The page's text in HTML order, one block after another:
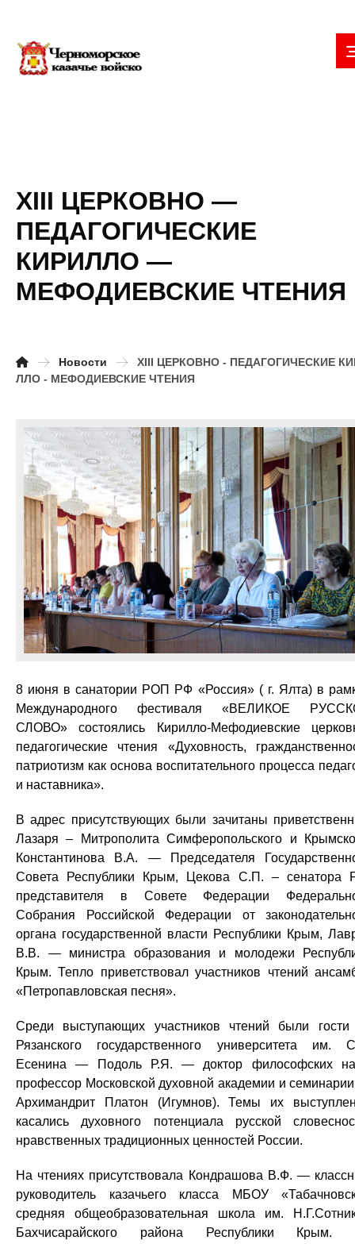
XIII ЦЕРКОВНО —
ПЕДАГОГИЧЕСКИЕ
КИРИЛЛО —
МЕФОДИЕВСКИЕ ЧТЕНИЯ
Новости
XIII ЦЕРКОВНО - ПЕДАГОГИЧЕСКИЕ
ЛЛО - МЕФОДИЕВСКИЕ ЧТЕНИЯ
8 июня в санатории РОП РФ «Россия» ( г. Ялта) в
Международного фестиваля «ВЕЛИКОЕ
СЛОВО» состоялись Кирилло-Мефодиевские
педагогические чтения «Духовность,
патриотизм как основа воспитательного процесса
и наставника».
В адрес присутствующих были зачитаны
Лазаря – Митрополита Симферопольского и
Константинова В.А. — Председателя
Совета Республики Крым, Цекова С.П. – сенатора
представителя в Совете Федерации
Собрания Российской Федерации от
органа государственной власти Республики Крым,
В.В. — министра образования и молодежи
Крым. Тепло приветствовал участников чтений
«Петропавловская песня».
Среди выступающих участников чтений были гости
Рязанского государственного университета им.
Есенина — Подоль Р.Я. — доктор философских
профессор Московской духовной академии и
Архимандрит Платон (Игумнов). Темы их
касались духовного потенциала русской
нравственных традиционных ценностей России.
На чтениях присутствовала Кондрашова В.Ф. —
руководитель казачьего класса МБОУ
средняя общеобразовательная школа им.
Бахчисарайского района Республики Крым.